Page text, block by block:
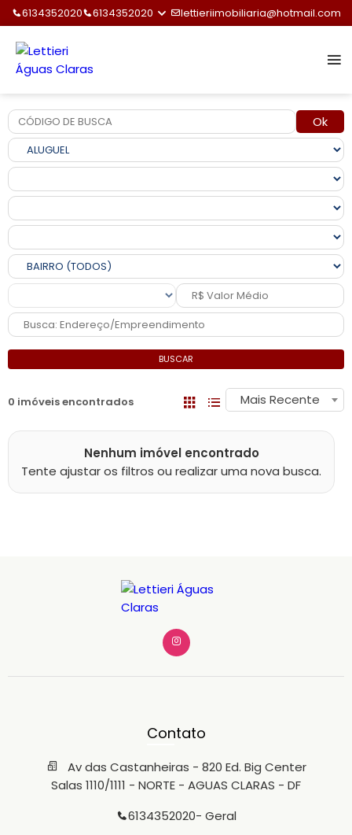
6134352020 6134352020 lettieriimobiliaria@hotmail.com
Ok
BUSCAR
0 imóveis encontrados Mais Recente
Nenhum imóvel encontrado
Tente ajustar os filtros ou realizar uma nova busca.
Contato
Av das Castanheiras - 820 Ed. Big Center
Salas 1110/1111 - NORTE - AGUAS CLARAS - DF
6134352020- Geral